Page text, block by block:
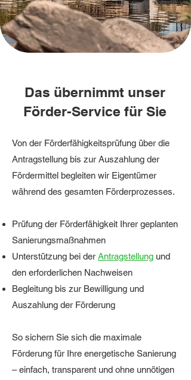
Das übernimmt unser
Förder-Service für Sie
Von der Förderfähigkeitsprüfung über die
Antragstellung bis zur Auszahlung der
Fördermittel begleiten wir Eigentümer
während des gesamten Förderprozesses.
Prüfung der Förderfähigkeit Ihrer geplanten
Sanierungsmaßnahmen
Unterstützung bei der Antragstellung und
den erforderlichen Nachweisen
Begleitung bis zur Bewilligung und
Auszahlung der Förderung
So sichern Sie sich die maximale
Förderung für Ihre energetische Sanierung
– einfach, transparent und ohne unnötigen